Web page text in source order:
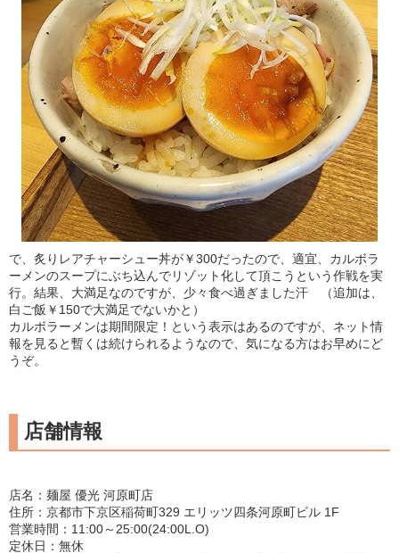
で、炙りレアチャーシュー丼が￥300だったので、適宜、カルボラ
ーメンのスープにぶち込んでリゾット化して頂こうという作戦を実
行。結果、大満足なのですが、少々食べ過ぎました汗 （追加は、
白ご飯￥150で大満足でないかと）
カルボラーメンは期間限定！という表示はあるのですが、ネット情
報を見ると暫くは続けられるようなので、気になる方はお早めにど
うぞ。
店舗情報
店名：麺屋 優光 河原町店
住所：京都市下京区稲荷町329 エリッツ四条河原町ビル 1F
営業時間：11:00～25:00(24:00L.O)
定休日：無休